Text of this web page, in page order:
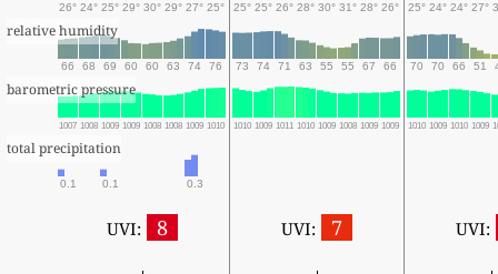
26° 24° 25° 29° 30° 29° 27° 25° 25° 25° 26° 28° 30° 31° 28° 26° 25° 24° 24° 27°
relative humidity
66 68 69 60 60 63 74 76 73 74 71 63 55 55 67 66 70 70 66 51
barometric pressure
1007 1008 1009 1009 1008 1008 1009 1010 1010 1009 1011 1010 1009 1008 1009 1009 1010 1009 1010 1009
total precipitation
0.1 0.1 0.3
UVI: 8 UVI: 7 UVI: